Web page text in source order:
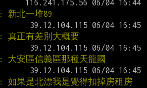
: 新北一堆89
: 真正有差別大概要
: 大安區信義區那種天龍國
: 如果是北漂我是覺得扣掉房租房